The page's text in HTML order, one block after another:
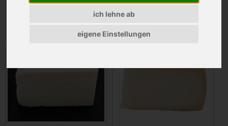
ich lehne ab
eigene Einstellungen
in den Korb
Stk.